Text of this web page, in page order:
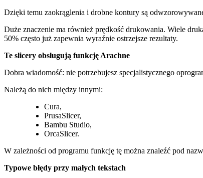
Dzięki temu zaokrąglenia i drobne kontury są
Duże znaczenie ma również prędkość drukowania. Wiele
50% często już zapewnia wyraźnie ostrzejsze rezultaty.
Te slicery obsługują funkcję Arachne
Dobra wiadomość: nie potrzebujesz specjalistycznego
Należą do nich między innymi:
Cura,
PrusaSlicer,
Bambu Studio,
OrcaSlicer.
W zależności od programu funkcję tę można znaleźć pod
Typowe błędy przy małych tekstach